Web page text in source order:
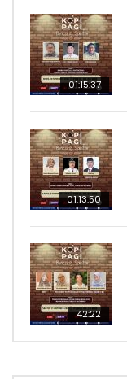
01:15:37
01:13:50
42:22